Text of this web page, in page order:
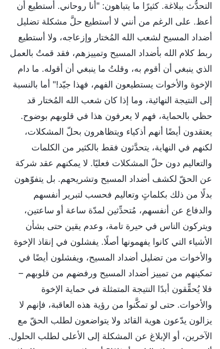
التحدُّث ببلاغة. كثيرًا ما يتباهون: "أنا روحاني. أستطيع أن
أعظ. على الرغم من أنني لا أستطيع حلَّ مشكلة تضليل
أضداد المسيح لشعب الله المُختار وإزعاجه، ولا أستطيع
ربط كلام الله بأضداد المسيح وتمييزهم، فقد قمتُ بالعمل
الذي ينبغي أن أقوم به، وقلتُ ما ينبغي أن أقوله. ما دام
الإخوة والأخوات يستطيعون الفهم، فهذا جيّد!" أما بالنسبة
إلى النتيجة النهائية، وما إذا كان شعب الله المُختار قد
حظي بالحماية، فهم لا يعرفون هذا في قلوبهم بوضوح.
يعتقدون أيضًا أنهم أذكياء ويتظاهرون بحلّ المشكلات،
لكنهم في النهاية، يتحدَّثون فقط بالكثير من الكلمات
والتعاليم دون حلّ المشكلات فعليًا. لا يمكنهم عقد شركة
عن الحقّ لكشف أضداد المسيح وتشريحهم. بل يتفوّهون
بدلًا من ذلك بكلماتٍ وتعاليم فحسب لتبرير أنفسهم
والدفاع عن أنفسهم، مُتحدِّثين لمدّة ساعة أو ساعتين،
ويتركون الناس في حيرة تامة، وعدم يقين حتى بشأن
الأشياء التي كانوا يفهمونها أصلًا. يفشلون في إنقاذ الإخوة
والأخوات من تضليل أضداد المسيح، ويفشلون أيضًا في
تمكينهم من تمييز أضداد المسيح ورفضهم من قلوبهم –
فلا يُحقِّقون أبدًا النتيجة المتمثلة في حماية الإخوة
والأخوات. حتى لو تمكَّنوا من رؤية هذه العاقبة، فإنهم لا
يزالون يدّعون هوية القائد ولا يتواضعون لطلب الحقّ مع
الآخرين، أو الإبلاغ عن المشكلة إلى الأعلى لطلب الحلول.